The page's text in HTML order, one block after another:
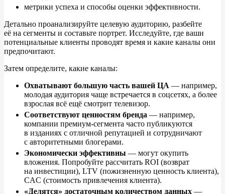
метрики успеха и способы оценки эффективности.
Детально проанализируйте целевую аудиторию, разбейте
её на сегменты и составьте портрет. Исследуйте, где ваши
потенциальные клиенты проводят время и какие каналы они
предпочитают.
Затем определите, какие каналы:
Охватывают большую часть вашей ЦА — например,
молодая аудитория чаще встречается в соцсетях, а более
взрослая всё ещё смотрит телевизор.
Соответствуют ценностям бренда — например,
компании премиум-сегмента часто публикуются
в изданиях с отличной репутацией и сотрудничают
с авторитетными блогерами.
Экономически эффективны — могут окупить
вложения. Попробуйте рассчитать ROI (возврат
на инвестиции), LTV (пожизненную ценность клиента),
CAC (стоимость привлечения клиента).
«Делятся» достаточным количеством данных —